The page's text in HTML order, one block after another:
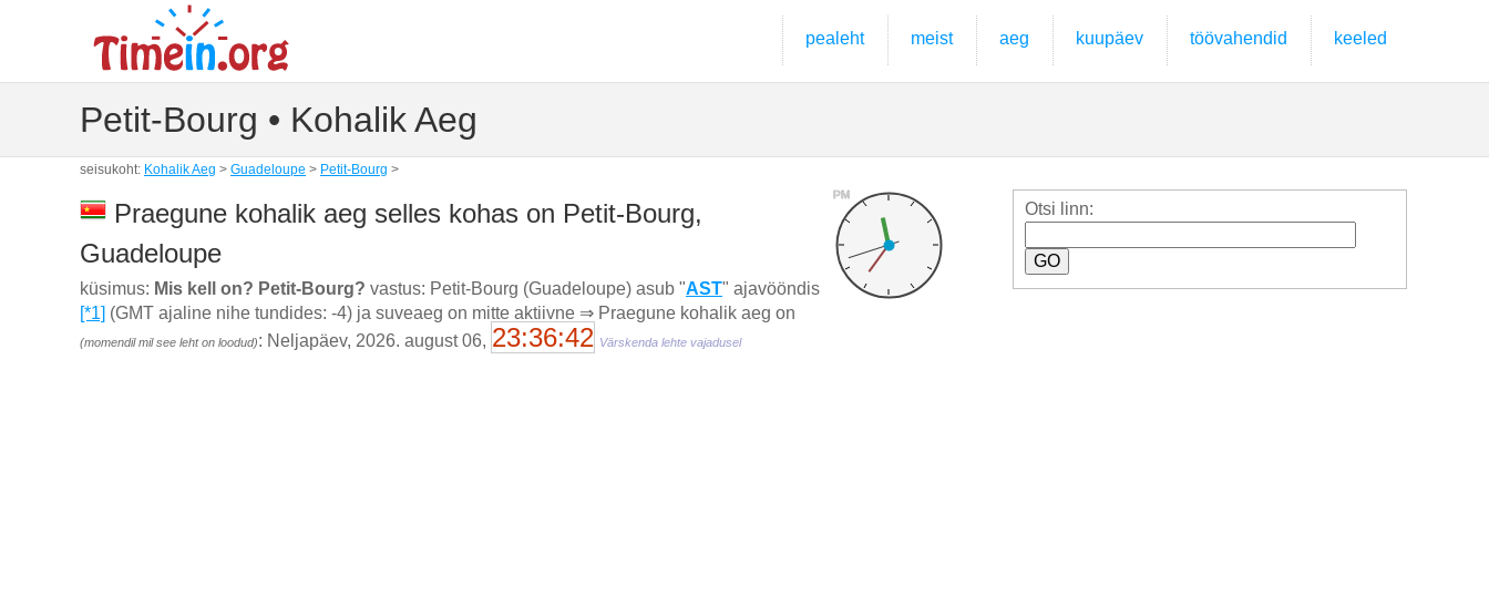
pealeht meist aeg kuupäev töövahendid keeled
Petit-Bourg • Kohalik Aeg
seisukoht: Kohalik Aeg > Guadeloupe > Petit-Bourg >
PM
Praegune kohalik aeg selles kohas on Petit-Bourg,
Guadeloupe
küsimus: Mis kell on? Petit-Bourg? vastus: Petit-Bourg (Guadeloupe) asub "AST" ajavööndis
[*1] (GMT ajaline nihe tundides: -4) ja suveaeg on mitte aktiivne ⇒ Praegune kohalik aeg on
(momendil mil see leht on loodud): Neljapäev, 2026. august 06, 23:36:43 Värskenda lehte vajadusel
Otsi linn: